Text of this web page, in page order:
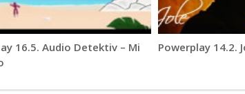
16.5. Audio Detektiv – Mi
Powerplay 14.2.